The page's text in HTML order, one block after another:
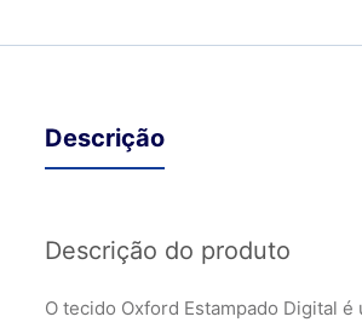
Descrição
Descrição do produto
O tecido Oxford Estampado Digital